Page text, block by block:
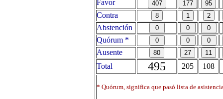
Favor
Contra
Abstención
Quórum *
Ausente
Total
495 205 108
* Quórum, significa que pasó lista de